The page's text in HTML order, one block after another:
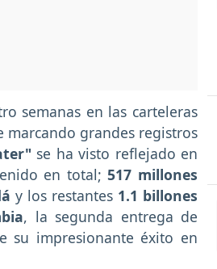
semanas en las carteleras
marcando grandes registros
se ha visto reflejado en
en total;517 millones
y los restantes1.1 billones
, la segunda entrega de
su impresionante éxito en